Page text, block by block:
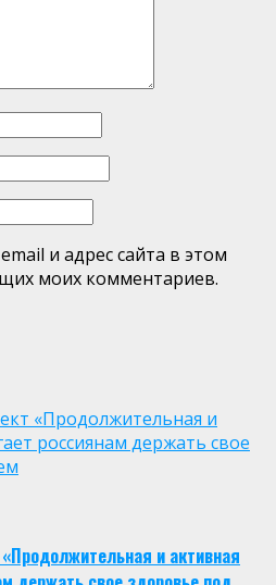
и адрес сайта в этом
моих комментариев.
«Продолжительная и
россиянам держать свое
и активная